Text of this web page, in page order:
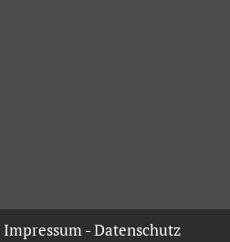
Impressum-Datenschutz